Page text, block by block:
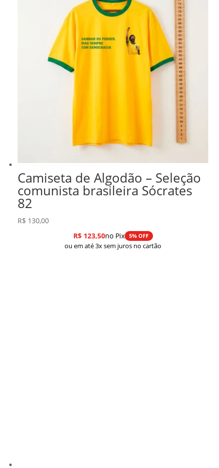
Camiseta de Algodão – Seleção
comunista brasileira Sócrates
82
R$ 130,00
R$123,50no Pix 5% OFF
ou em até 3x sem juros no cartão